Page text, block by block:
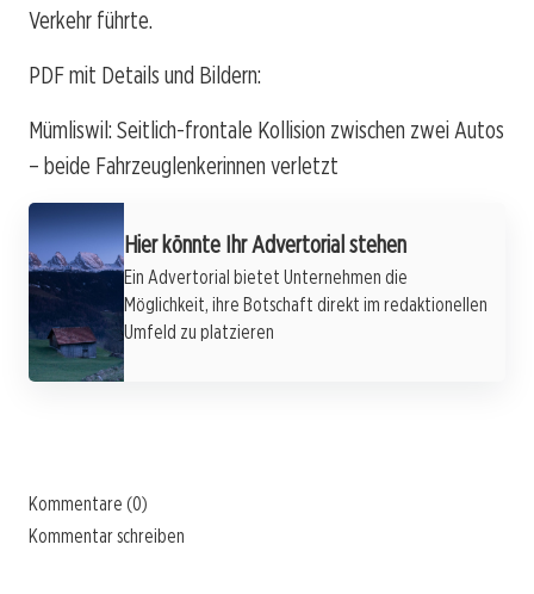
Verkehr führte.
PDF mit Details und Bildern:
Mümliswil: Seitlich-frontale Kollision zwischen zwei Autos
– beide Fahrzeuglenkerinnen verletzt
Hier könnte Ihr Advertorial stehen
Ein Advertorial bietet Unternehmen die
Möglichkeit, ihre Botschaft direkt im redaktionellen
Umfeld zu platzieren
Kommentare (0)
Kommentar schreiben